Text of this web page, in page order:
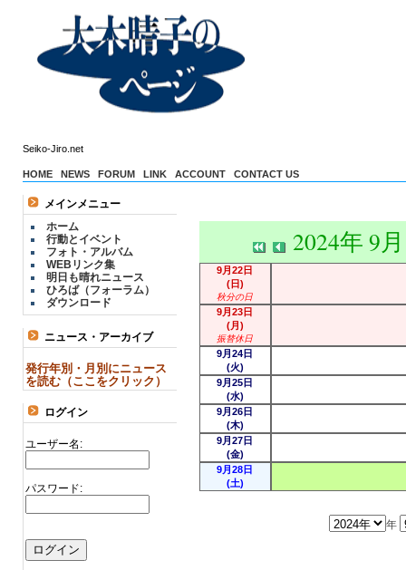
Seiko-Jiro.net
HOME NEWS FORUM LINK ACCOUNT CONTACT US
メインメニュー
ホーム
行動とイベント
フォト・アルバム
WEBリンク集
明日も晴れニュース
ひろば（フォーラム）
ダウンロード
ニュース・アーカイブ
発行年別・月別にニュース
を読む（ここをクリック）
ログイン
ユーザー名:
パスワード:
2024年 9
9月22日
(日)
秋分の日
9月23日
(月)
振替休日
9月24日
(火)
9月25日
(水)
9月26日
(木)
9月27日
(金)
9月28日
(土)
年